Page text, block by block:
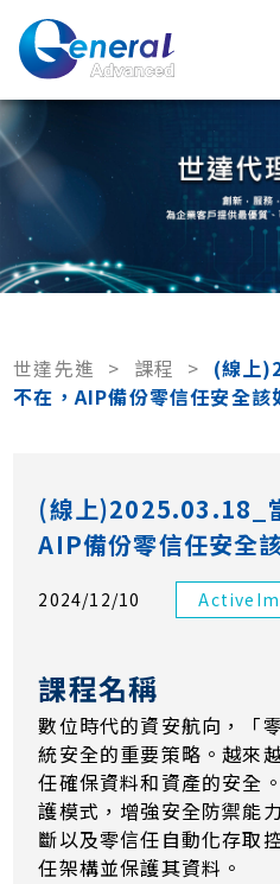
世達先進 > 課程 > (線上
不在，AIP備份零信任安全
(線上)2025.03.18_
AIP備份零信任安全
2024/12/10
課程名稱
數位時代的資安航向，「
統安全的重要策略。越來
任確保資料和資產的安全
護模式，增強安全防禦能
斷以及零信任自動化存取
任架構並保護其資料。